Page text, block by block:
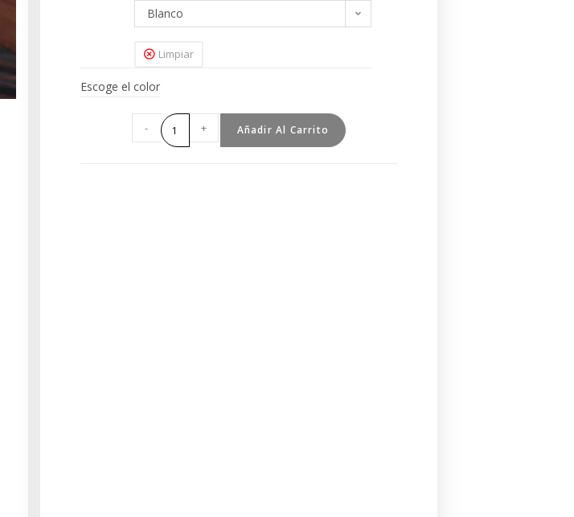
Blanco
Limpiar
Escoge el color
- + Añadir Al Carrito